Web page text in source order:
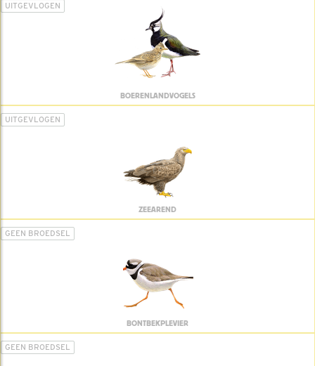
UITGEVLOGEN
BOERENLANDVOGELS
UITGEVLOGEN
ZEEAREND
GEEN BROEDSEL
BONTBEKPLEVIER
GEEN BROEDSEL